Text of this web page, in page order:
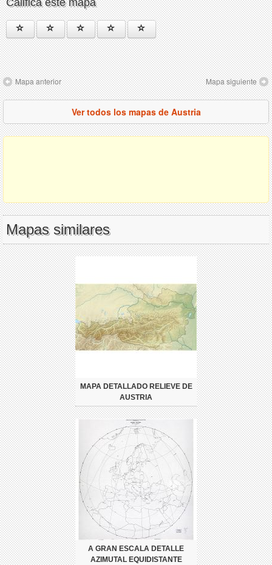
Califica este mapa
Mapa anterior Mapa siguiente
Ver todos los mapas de Austria
Mapas similares
MAPA DETALLADO RELIEVE DE
AUSTRIA
A GRAN ESCALA DETALLE
AZIMUTAL EQUIDISTANTE